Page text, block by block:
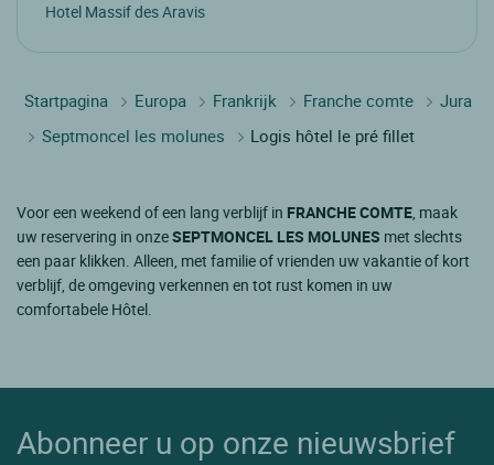
Hotel Massif des Aravis
Startpagina Europa Frankrijk Franche comte
Jura
Septmoncel les molunes
Logis hôtel le pré fillet
Voor een weekend of een lang verblijf in FRANCHE COMTE, maak
uw reservering in onzeSEPTMONCEL LES MOLUNES met slechts
een paar klikken. Alleen, met familie of vrienden uw vakantie of kort
verblijf, de omgeving verkennen en tot rust komen in uw
comfortabele Hôtel.
Abonneer u op onze nieuwsbrief